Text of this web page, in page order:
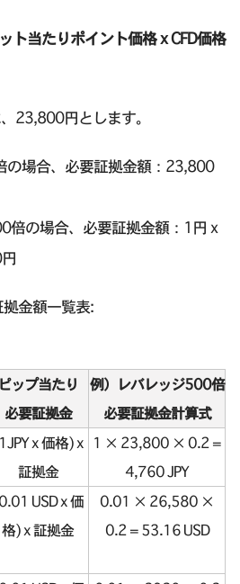
ト当たりポイント価格 x CFD価格
23,800円とします。
の場合、必要証拠金額：23,800
倍の場合、必要証拠金額：1円 x
金額一覧表:
ピップ当たり
必要証拠金
例）レバレッジ500倍
必要証拠金計算式
x 価格) x
証拠金
1 × 23,800 × 0.2 =
4,760 JPY
USD x 価
格) x 証拠金
0.01 × 26,580 ×
0.2 = 53.16 USD